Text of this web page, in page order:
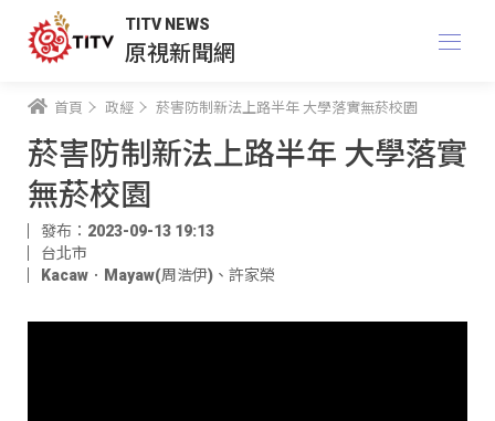
TITV NEWS
原視新聞網
首頁 政經 菸害防制新法上路半年 大學落實無菸校園
菸害防制新法上路半年 大學落實
無菸校園
發布：2023-09-13 19:13
台北市
Kacaw．Mayaw(周浩伊) 、 許家榮